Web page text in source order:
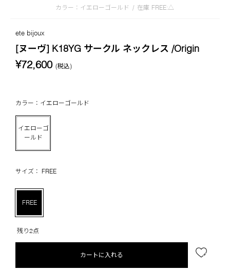
カラー：イエローゴールド / 在庫 FREE:△
ete bijoux
[ヌーヴ] K18YG サークル ネックレス /Origin
¥72,600 (税込)
カラー：イエローゴールド
イエローゴ
ールド
サイズ： FREE
FREE
残り2点
カートに入れる